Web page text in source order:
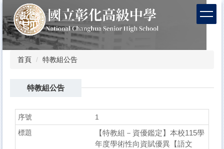
到
主
要
內
首頁 特教組公告
特教組公告
1
【特教組－資優鑑定】本校115學
年度學術性向資賦優異【語文